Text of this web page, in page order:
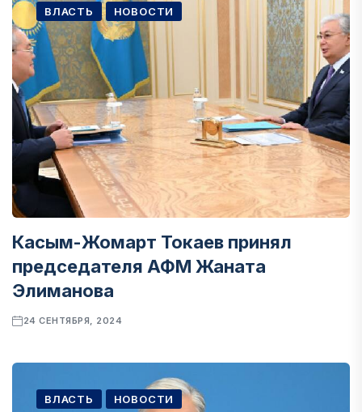
ВЛАСТЬ НОВОСТИ
Касым-Жомарт Токаев принял
председателя АФМ Жаната
Элиманова
24 СЕНТЯБРЯ, 2024
ВЛАСТЬ НОВОСТИ